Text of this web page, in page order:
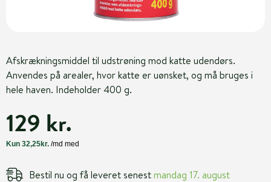
Afskrækningsmiddel til udstrøning mod katte udendørs.
Anvendes på arealer, hvor katte er uønsket, og må bruges i
hele haven. Indeholder 400 g.
129 kr.
Bestil nu og få leveret senestmandag 17. august